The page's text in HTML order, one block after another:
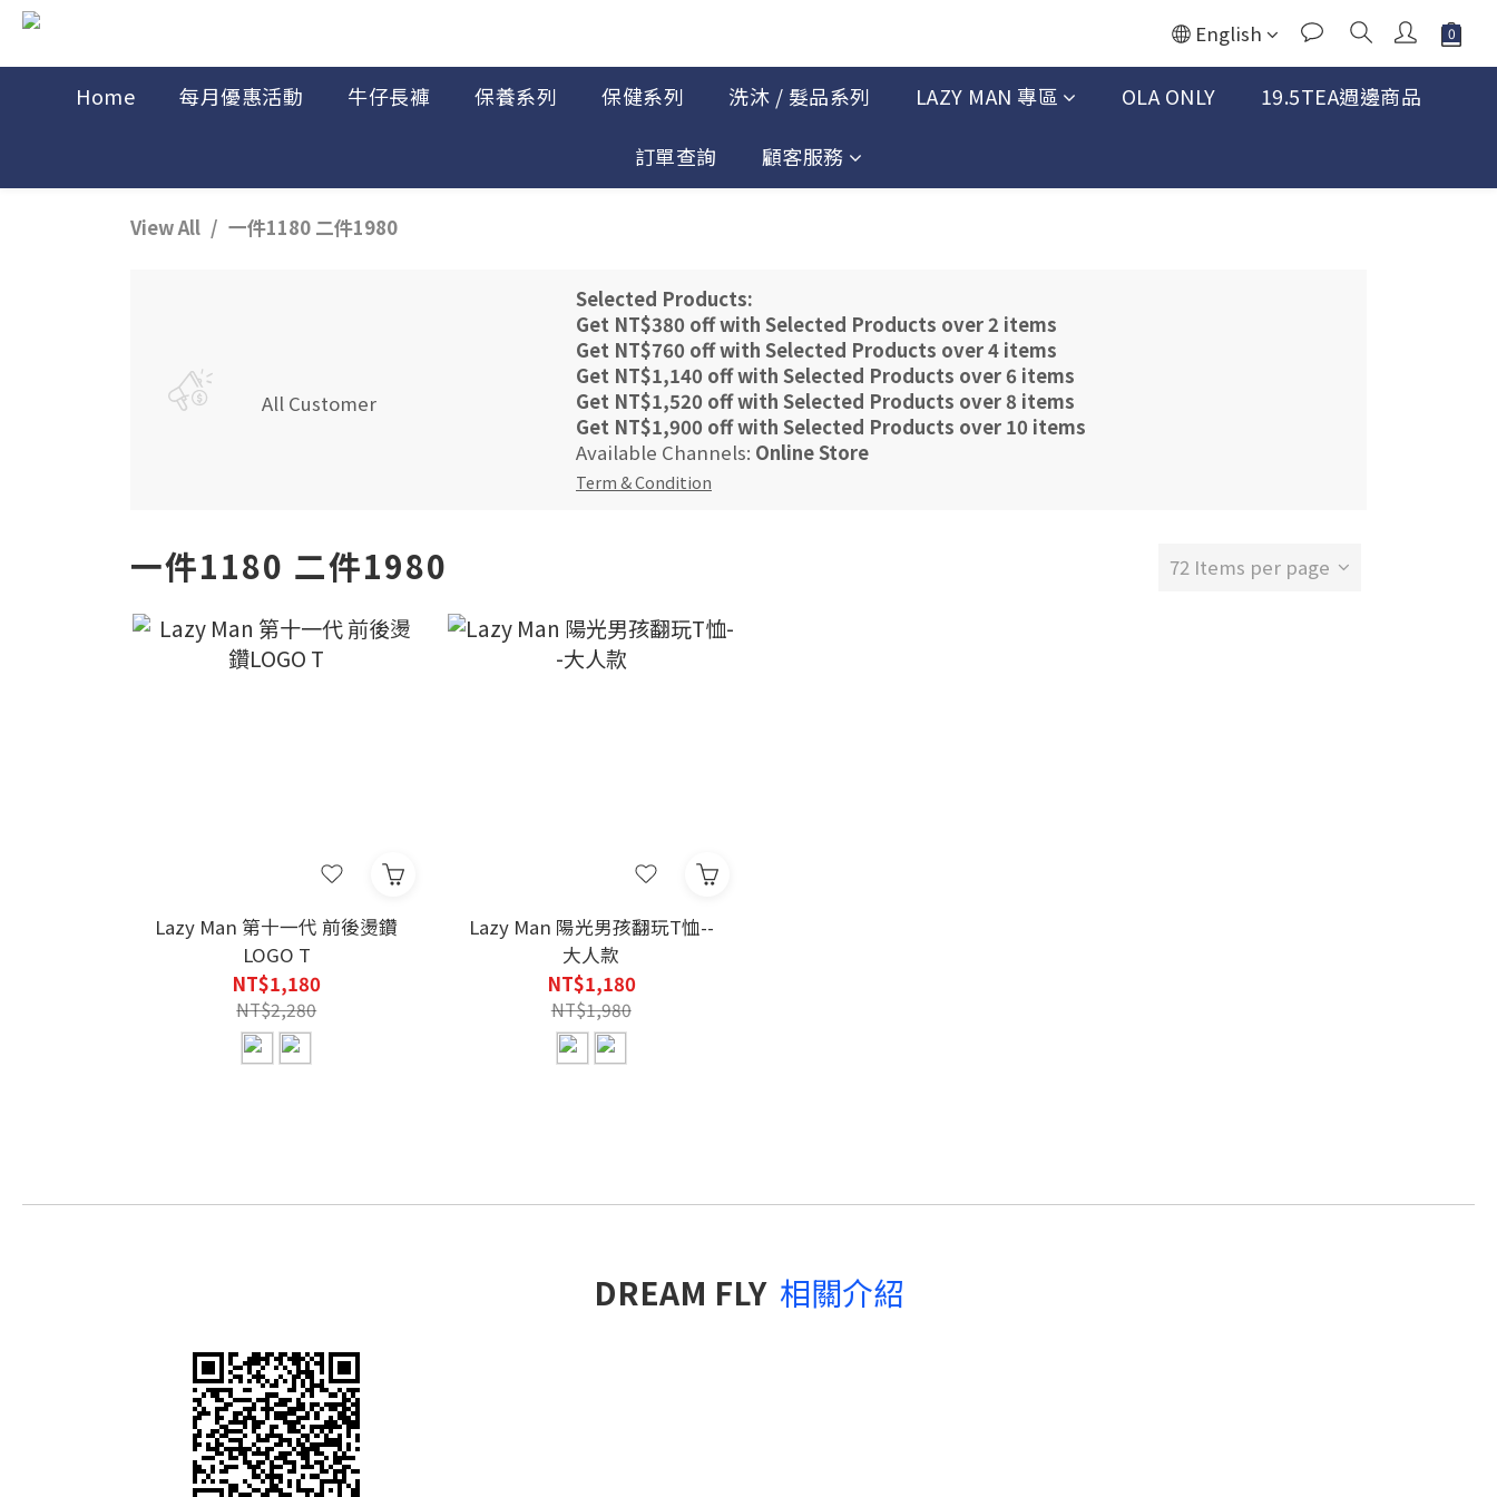
English
Home 每月優惠活動 牛仔長褲 保養系列 保健系列 洗沐 / 髮品系列 LAZY MAN 專區 OLA ONLY 19.5TEA週邊商品
訂單查詢 顧客服務
View All 一件1180 二件1980
All Customer
Selected Products:
Get NT$380 off with Selected Products over 2 items
Get NT$760 off with Selected Products over 4 items
Get NT$1,140 off with Selected Products over 6 items
Get NT$1,520 off with Selected Products over 8 items
Get NT$1,900 off with Selected Products over 10 items
Available Channels: Online Store
Term & Condition
一件1180 二件1980 72 Items per page
Lazy Man 第十一代 前後燙鑽
LOGO T
NT$1,180
NT$2,280
Lazy Man 陽光男孩翻玩T恤--
大人款
NT$1,180
NT$1,980
DREAM FLY 相關介紹